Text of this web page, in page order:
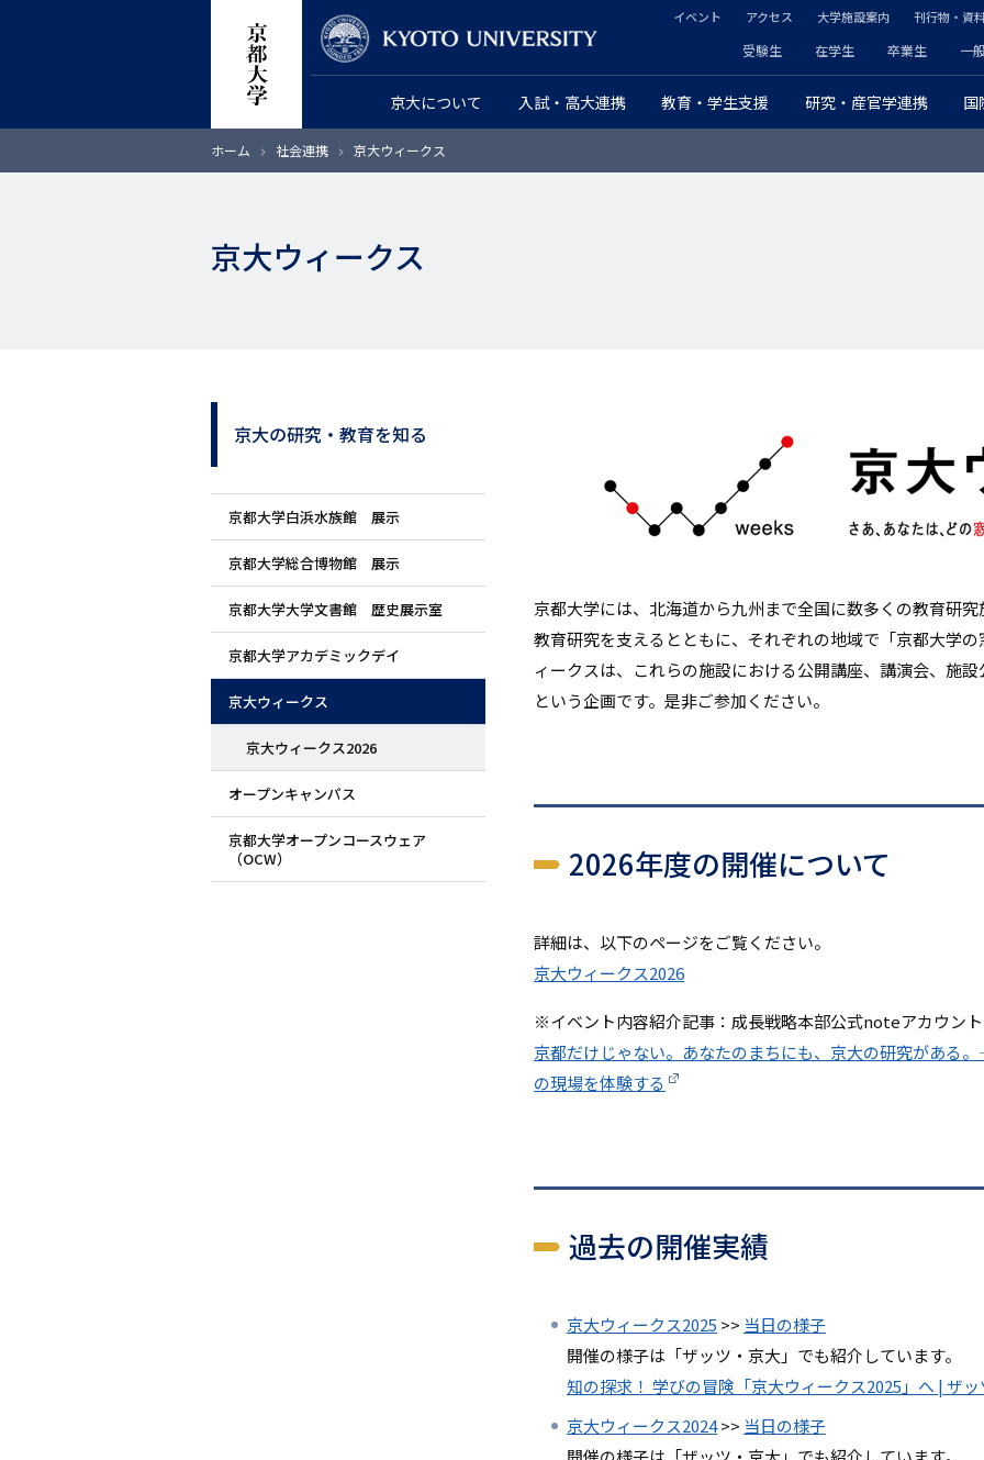
ン
京大について 入試・高大連携 教育・学生支援 研究・産官学連携 国
ヘ
ッ
ダ
ー
リ
ク
受験生 在学生 卒業生 一
ッ
ダ
ー
リ
ン
イベント アクセス 大学施設案内 刊行物・資
ホーム 社会連携 京大ウィークス
京大ウィークス
サ
イ
ド
メ
ニ
ュ
ー
京大の研究・教育を知る
京都大学白浜水族館 展示
京都大学総合博物館 展示
京都大学大学文書館 歴史展示室
京都大学アカデミックデイ
京大ウィークス
京大ウィークス2026
オープンキャンパス
京都大学オープンコースウェア
（OCW）
京都大学には、北海道から九州まで全国に数多くの教育研
教育研究を支えるとともに、それぞれの地域で「京都大学
ィークスは、これらの施設における公開講座、講演会、施
という企画です。是非ご参加ください。
2026年度の開催について
詳細は、以下のページをご覧ください。
京大ウィークス2026
※イベント内容紹介記事：成長戦略本部公式noteアカウント
京都だけじゃない。あなたのまちにも、京大の研究がある
の現場を体験する
過去の開催実績
京大ウィークス2025 >> 当日の様子
開催の様子は「ザッツ・京大」でも紹介しています。
知の探求！ 学びの冒険「京大ウィークス2025」へ | ザ
京大ウィークス2024>> 当日の様子